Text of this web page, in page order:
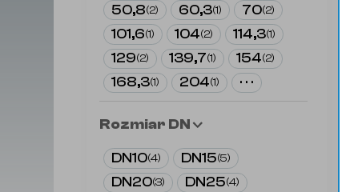
50,8(2) 60,3(1) 70(2)
101,6(1) 104(2) 114,3(1)
129(2) 139,7(1) 154(2)
168,3(1) 204(1) · · ·
Rozmiar DN
DN10(4) DN15(5)
DN20(3) DN25(4)